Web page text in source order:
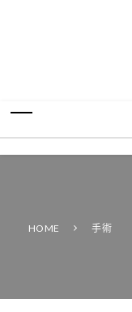
HOME 手術